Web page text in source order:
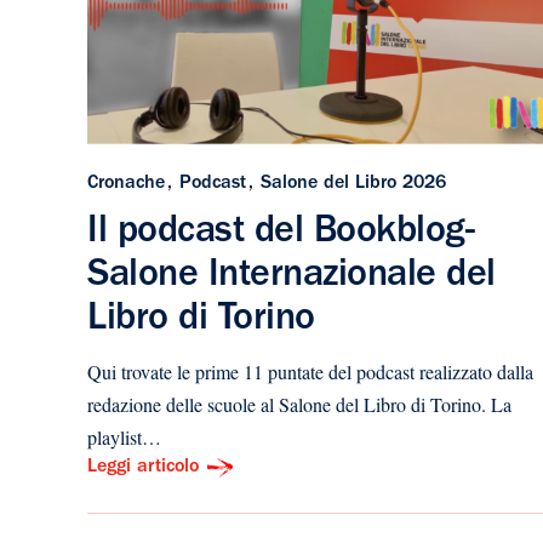
Cronache Podcast Salone del Libro 2026
Il podcast del Bookblog-
Salone Internazionale del
Libro di Torino
Qui trovate le prime 11 puntate del podcast realizzato dalla
redazione delle scuole al Salone del Libro di Torino. La
playlist…
Leggi articolo